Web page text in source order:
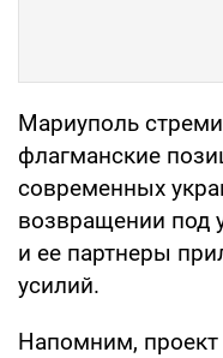
Мариуполь
флагманские
современных
возвращении под
и ее партнеры
усилий.
Напомним, проект